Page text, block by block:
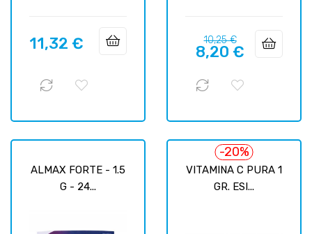
Precio
11,32 €
Precio
regular
10,25 €Precio
8,20 €
ALMAX FORTE - 1.5
G - 24...
VITAMINA C PURA 1
GR. ESI...
-20%